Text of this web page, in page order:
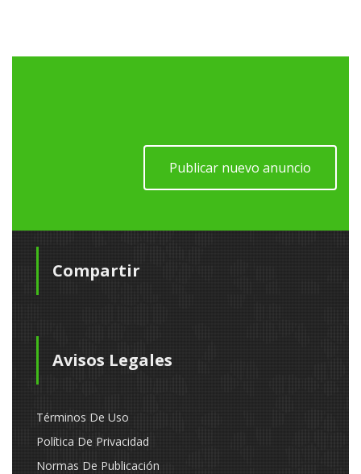
Publicar nuevo anuncio
Compartir
Avisos Legales
Términos De Uso
Política De Privacidad
Normas De Publicación